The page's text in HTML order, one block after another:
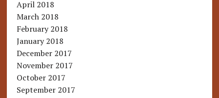
April 2018
March 2018
February 2018
January 2018
December 2017
November 2017
October 2017
September 2017